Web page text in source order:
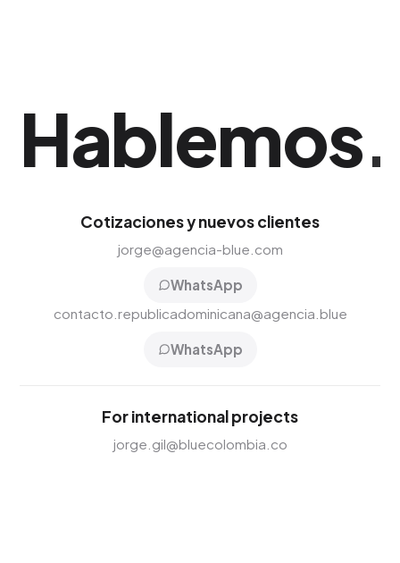
Hablemos.
Cotizaciones y nuevos clientes
jorge@agencia-blue.com
WhatsApp
contacto.republicadominicana@agencia.blue
WhatsApp
For international projects
jorge.gil@bluecolombia.co